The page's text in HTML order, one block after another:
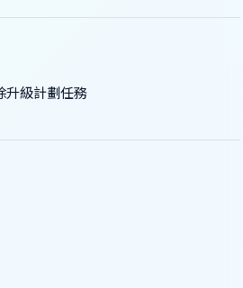
升級計劃任務